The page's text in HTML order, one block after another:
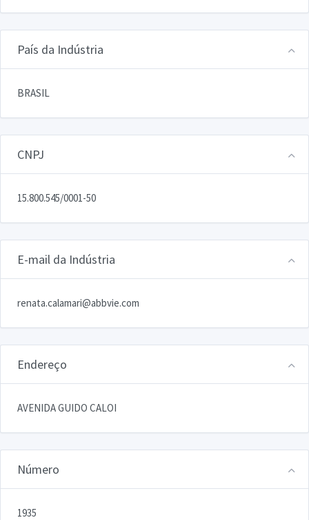
País da Indústria
BRASIL
CNPJ
15.800.545/0001-50
E-mail da Indústria
renata.calamari@abbvie.com
Endereço
AVENIDA GUIDO CALOI
Número
1935